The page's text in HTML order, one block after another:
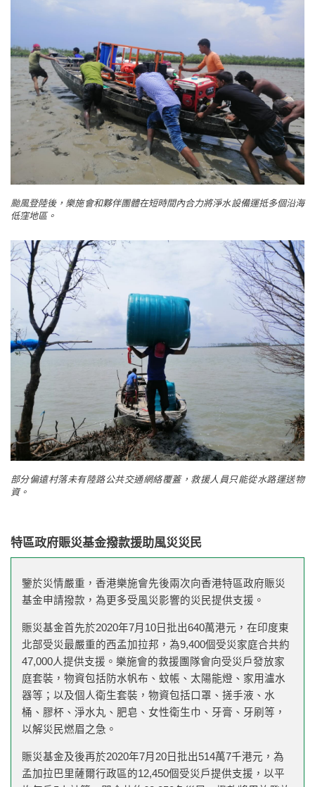
颱風登陸後，樂施會和夥伴團體在短時間內合力將淨水設備運抵多個沿海
低窪地區。
部分偏遠村落未有陸路公共交通網絡覆蓋，救援人員只能從水路運送物
資。
特區政府賑災基金撥款援助風災災民
鑒於災情嚴重，香港樂施會先後兩次向香港特區政府賑災
基金申請撥款，為更多受風災影響的災民提供支援。
賑災基金首先於2020年7月10日批出640萬港元，在印度東
北部受災最嚴重的西孟加拉邦，為9,400個受災家庭合共約
47,000人提供支援。樂施會的救援團隊會向受災戶發放家
庭套裝，物資包括防水帆布、蚊帳、太陽能燈、家用瀘水
器等；以及個人衛生套裝，物資包括口罩、搓手液、水
桶、膠杯、淨水丸、肥皂、女性衛生巾、牙膏、牙刷等，
以解災民燃眉之急。
賑災基金及後再於2020年7月20日批出514萬7千港元，為
孟加拉巴里薩爾行政區的12,450個受災戶提供支援，以平